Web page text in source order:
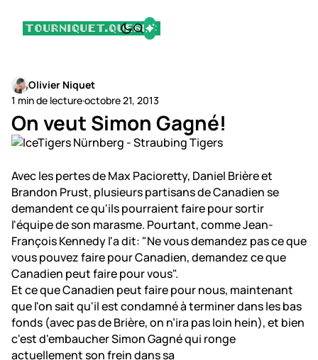
Olivier Niquet
1 min de lecture·octobre 21, 2013
On veut Simon Gagné!
Avec les pertes de Max Pacioretty, Daniel Brière et
Brandon Prust, plusieurs partisans de Canadien se
demandent ce qu'ils pourraient faire pour sortir
l'équipe de son marasme. Pourtant, comme Jean-
François Kennedy l'a dit: "Ne vous demandez pas ce que
vous pouvez faire pour Canadien, demandez ce que
Canadien peut faire pour vous".
Et ce que Canadien peut faire pour nous, maintenant
que l'on sait qu'il est condamné à terminer dans les bas
fonds (avec pas de Brière, on n’ira pas loin hein), et bien
c'est d'embaucher Simon Gagné qui ronge
actuellement son frein dans sa